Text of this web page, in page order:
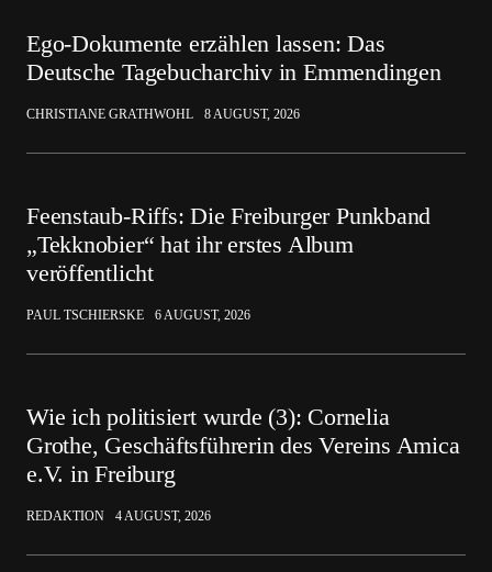
Ego-Dokumente erzählen lassen: Das
Deutsche Tagebucharchiv in Emmendingen
CHRISTIANE GRATHWOHL 8 AUGUST, 2026
Feenstaub-Riffs: Die Freiburger Punkband
„Tekknobier“ hat ihr erstes Album
veröffentlicht
PAUL TSCHIERSKE 6 AUGUST, 2026
Wie ich politisiert wurde (3): Cornelia
Grothe, Geschäftsführerin des Vereins Amica
e.V. in Freiburg
REDAKTION 4 AUGUST, 2026